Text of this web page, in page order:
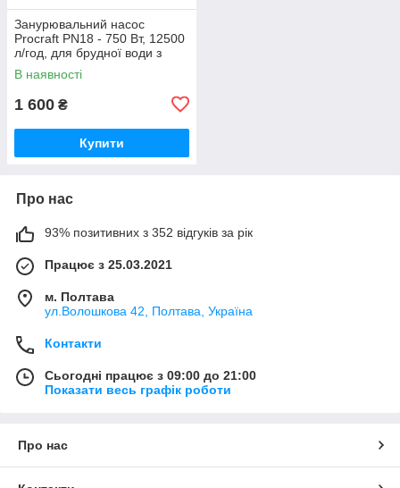
Занурювальний насос
Procraft PN18 - 750 Вт, 12500
л/год, для брудної води з
частками до 35 мм
В наявності
1 600 ₴
Купити
Про нас
93% позитивних з 352 відгуків за рік
Працює з 25.03.2021
м. Полтава
ул.Волошкова 42, Полтава, Україна
Контакти
Сьогодні працює з 09:00 до 21:00
Показати весь графік роботи
Про нас